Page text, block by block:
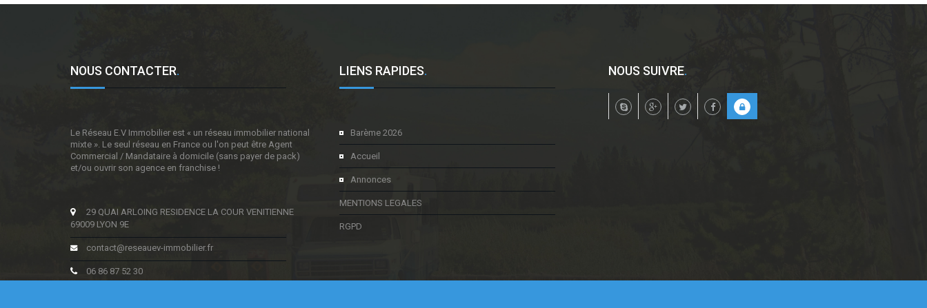
NOUS CONTACTER.
Le Réseau E.V Immobilier est « un réseau immobilier national
mixte ». Le seul réseau en France ou l'on peut être Agent
Commercial / Mandataire à domicile (sans payer de pack)
et/ou ouvrir son agence en franchise !
29 QUAI ARLOING RESIDENCE LA COUR VENITIENNE
69009 LYON 9E
contact@reseauev-immobilier.fr
06 86 87 52 30
LIENS RAPIDES.
Barème 2026
Accueil
Annonces
MENTIONS LEGALES
RGPD
NOUS SUIVRE.